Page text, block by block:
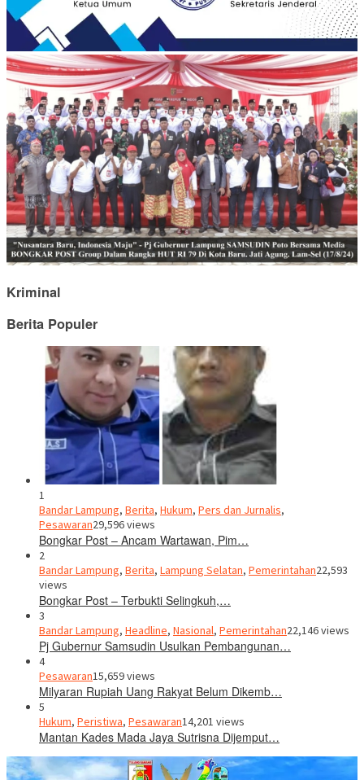
Kriminal
Berita Populer
1
Bandar Lampung, Berita, Hukum, Pers dan Jurnalis,
Pesawaran29,596 views
Bongkar Post – Ancam Wartawan, Pim…
2
Bandar Lampung, Berita, Lampung Selatan, Pemerintahan22,593
views
Bongkar Post – Terbukti Selingkuh,…
3
Bandar Lampung, Headline, Nasional, Pemerintahan22,146 views
Pj Gubernur Samsudin Usulkan Pembangunan…
4
Pesawaran15,659 views
Milyaran Rupiah Uang Rakyat Belum Dikemb…
5
Hukum, Peristiwa, Pesawaran14,201 views
Mantan Kades Mada Jaya Sutrisna Dijemput…